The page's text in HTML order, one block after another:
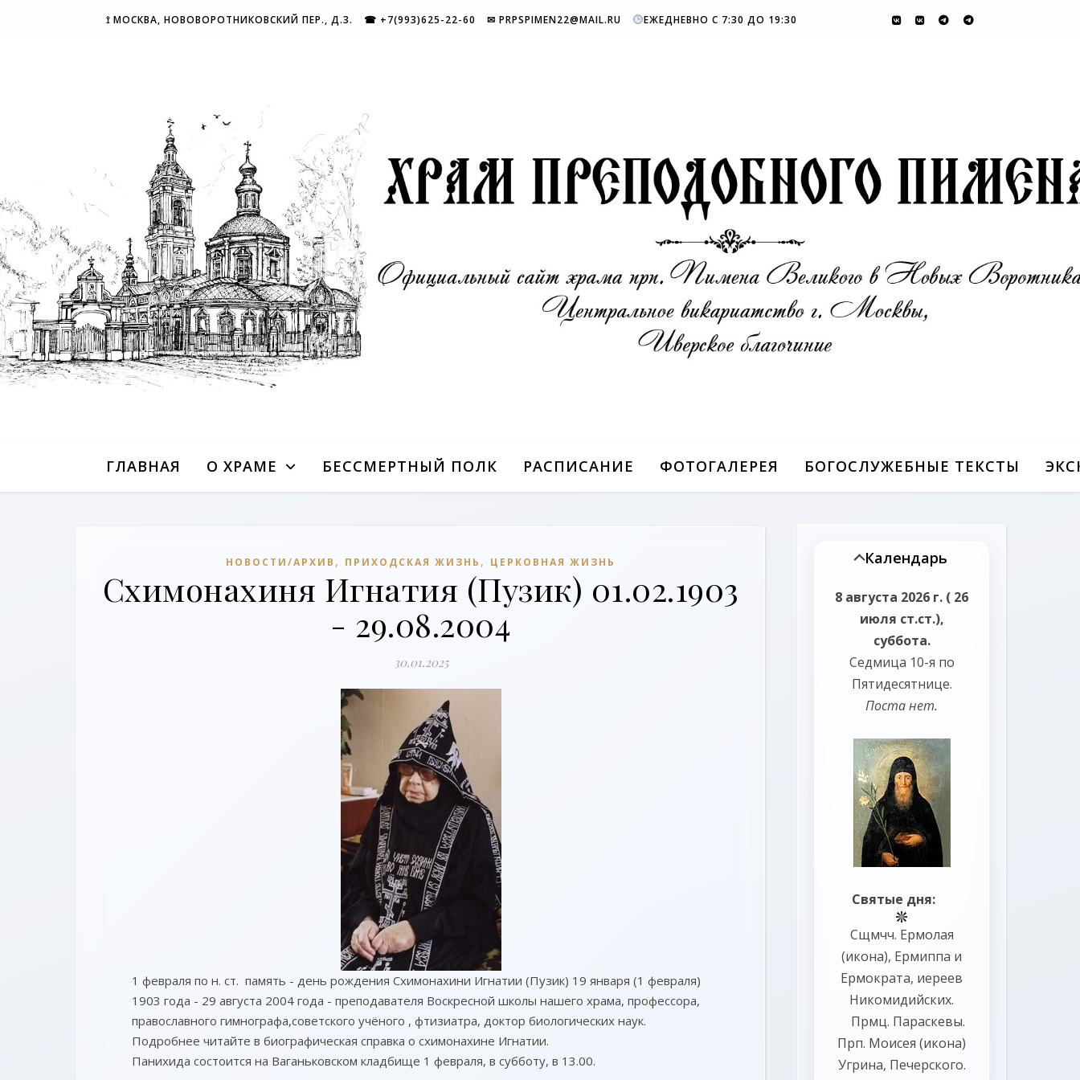
⟟ МОСКВА, НОВОВОРОТНИКОВСКИЙ ПЕР., Д.3. ☎ +7(993)625-22-60 ✉ PRPSPIMEN22@MAIL.RU ЕЖЕДНЕВНО С 7:30 ДО 19:30
ГЛАВНАЯ О ХРАМЕ БЕССМЕРТНЫЙ ПОЛК РАСПИСАНИЕ ФОТОГАЛЕРЕЯ БОГОСЛУЖЕБНЫЕ ТЕКСТЫ
НОВОСТИ/АРХИВ , ПРИХОДСКАЯ ЖИЗНЬ , ЦЕРКОВНАЯ ЖИЗНЬ
Схимонахиня Игнатия (Пузик) 01.02.1903
- 29.08.2004
30.01.2025
1 февраля по н. ст. память - день рождения Схимонахини Игнатии (Пузик) 19 января (1 февраля)
1903 года - 29 августа 2004 года - преподавателя Воскресной школы нашего храма, профессора,
православного гимнографа,советского учёного , фтизиатра, доктор биологических наук.
Подробнее читайте в биографическая справка о схимонахине Игнатии.
Панихида состоится на Ваганьковском кладбище 1 февраля, в субботу, в 13.00.
Календарь
8 августа 2026 г. ( 26
июля ст.ст.),
суббота.
Седмица 10-я по
Пятидесятнице.
Поста нет.
Святые дня:
Сщмчч. Ермолая
(икона), Ермиппа и
Ермократа, иереев
Никомидийских.
Прмц. Параскевы.
Прп. Моисея (икона)
Угрина, Печерского.